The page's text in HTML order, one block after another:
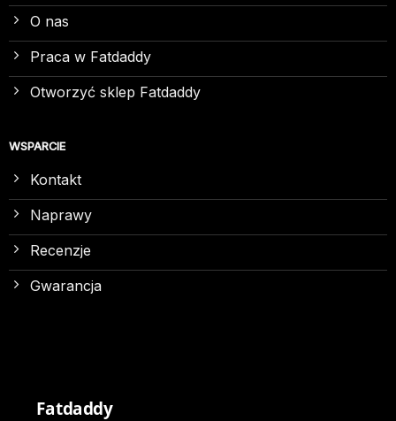
O nas
Praca w Fatdaddy
Otworzyć sklep Fatdaddy
WSPARCIE
Kontakt
Naprawy
Recenzje
Gwarancja
Fatdaddy